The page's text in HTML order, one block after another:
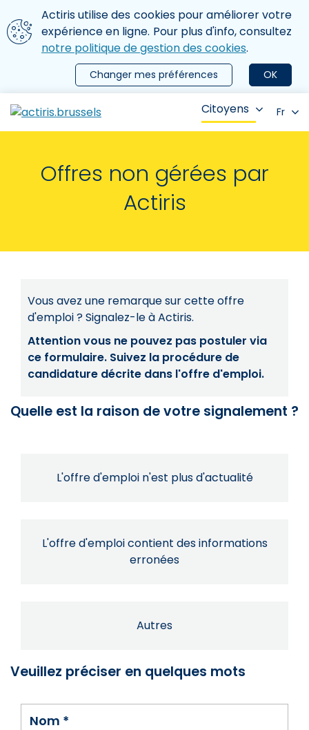
Aller au contenu principal
Nous utilisons des cookies
Actiris utilise des cookies pour améliorer votre
expérience en ligne. Pour plus d'info, consultez
notre politique de gestion des cookies.
OK
Changer mes préférences
le menu
Citoyens Fr
Offres non gérées par
Actiris
Vous avez une remarque sur cette offre
d'emploi ? Signalez-le à Actiris.
Attention vous ne pouvez pas postuler via
ce formulaire. Suivez la procédure de
candidature décrite dans l'offre d'emploi.
Quelle est la raison de votre signalement ?
L'offre d'emploi n'est plus d'actualité
L'offre d'emploi contient des informations
erronées
Autres
Veuillez préciser en quelques mots
Nom *